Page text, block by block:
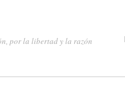
por la libertad y la razón